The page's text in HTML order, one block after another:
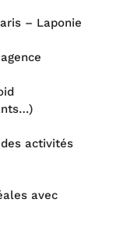
– Laponie
activités
avec